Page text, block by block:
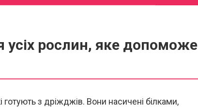
усіх рослин, яке допоможе
з дріжджів. Вони насичені білками,